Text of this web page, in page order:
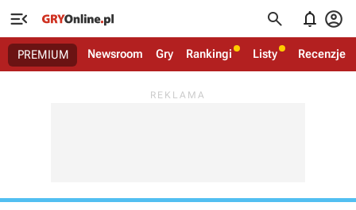
   
PREMIUM Newsroom Gry Rankingi Listy Recenzje